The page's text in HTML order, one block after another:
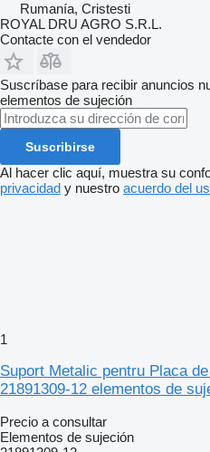
Rumanía, Cristesti
ROYAL DRU AGRO S.R.L.
Contacte con el vendedor
Suscríbase para recibir anuncios
elementos de sujeción
Suscribirse
Al hacer clic aquí, muestra su
privacidad y nuestro acuerdo del
1
Suport Metalic pentru Placa
21891309-12 elementos de
Precio a consultar
Elementos de sujeción